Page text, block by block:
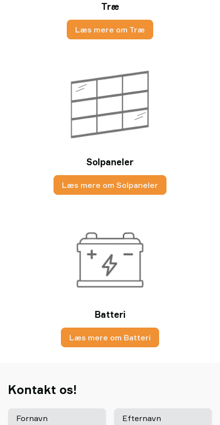
Træ
Læs mere om Træ
Solpaneler
Læs mere om Solpaneler
Batteri
Læs mere om Batteri
Kontakt os!
Fornavn Efternavn